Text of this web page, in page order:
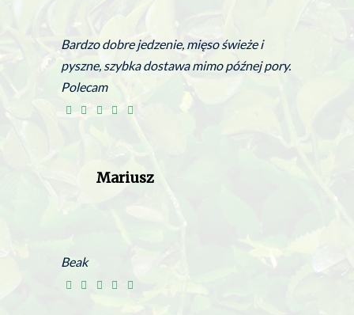
Bardzo dobre jedzenie, mięso świeże i
pyszne, szybka dostawa mimo późnej pory.
Polecam
Mariusz
Beak